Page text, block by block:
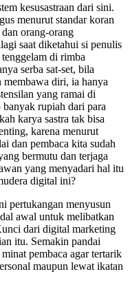
kesusastraan dari sini.
menurut standar koran
orang-orang
saat diketahui si penulis
di rimba
serba sat-set, bila
membawa diri, ia hanya
yang ramai di
rupiah dari para
karya sastra tak bisa
karena menurut
dan pembaca kita sudah
bermutu dan terjaga
yang menyadari hal itu
digital ini?
pertukangan menyusun
awal untuk melibatkan
dari digital marketing
itu. Semakin pandai
pembaca agar tertarik
maupun lewat ikatan